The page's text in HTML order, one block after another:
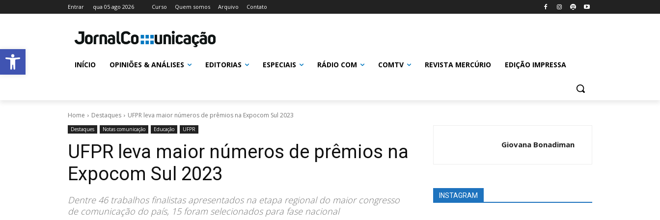
Abrir a barra de ferramentas
Entrar qua 05 ago 2026 Curso Quem somos Arquivo Contato
INÍCIO OPINIÕES & ANÁLISES EDITORIAS ESPECIAIS RÁDIO COM COMTV REVISTA MERCÚRIO EDIÇÃO IMPRESSA
Home Destaques UFPR leva maior números de prêmios na Expocom Sul 2023
Destaques Notas comunicação Educação UFPR
UFPR leva maior números de prêmios na
Expocom Sul 2023
Dentre 46 trabalhos finalistas apresentados na etapa regional do maior congresso
de comunicação do país, 15 foram selecionados para fase nacional
Giovana Bonadiman
INSTAGRAM